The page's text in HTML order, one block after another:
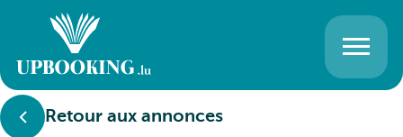
Retour aux annonces